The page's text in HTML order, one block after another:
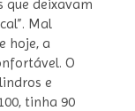
que deixavam
Mal
hoje, a
O
e
tinha 90